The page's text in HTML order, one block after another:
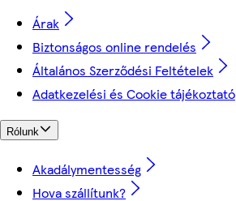
Árak
Biztonságos online rendelés
Általános Szerződési Feltételek
Adatkezelési és Cookie tájékoztató
Rólunk
Akadálymentesség
Hova szállítunk?